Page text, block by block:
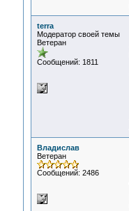
terra
Модератор своей темы
Ветеран
Сообщений: 1811
Владислав
Ветеран
Сообщений: 2486